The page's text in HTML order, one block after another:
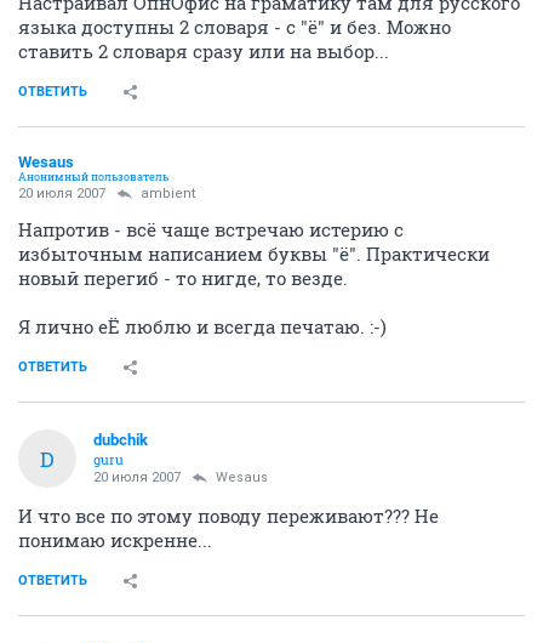
языка доступны 2 словаря - с "ё" и без. Можно
ставить 2 словаря сразу или на выбор...
ОТВЕТИТЬ
Wesaus
Анонимный пользователь
20 июля 2007 ambient
Напротив - всё чаще встречаю истерию с
избыточным написанием буквы "ё". Практически
новый перегиб - то нигде, то везде.
Я лично еЁ люблю и всегда печатаю. :-)
ОТВЕТИТЬ
D
dubchik
guru
20 июля 2007 Wesaus
И что все по этому поводу переживают??? Не
понимаю искренне...
ОТВЕТИТЬ